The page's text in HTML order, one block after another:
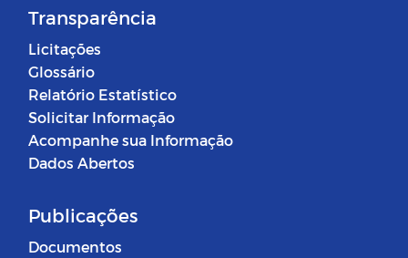
Transparência
Licitações
Glossário
Relatório Estatístico
Solicitar Informação
Acompanhe sua Informação
Dados Abertos
Publicações
Documentos